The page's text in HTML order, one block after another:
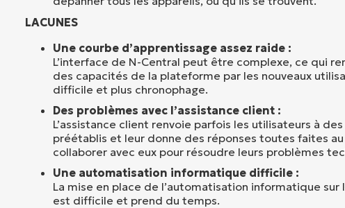
LACUNES
Une courbe d’apprentissage assez raide :
L’interface de N-Central peut être complexe, ce qui
des capacités de la plateforme par les nouveaux
difficile et plus chronophage.
Des problèmes avec l’assistance client :
L’assistance client renvoie parfois les utilisateurs à
préétablis et leur donne des réponses toutes faites
collaborer avec eux pour résoudre leurs problèmes
Une automatisation informatique difficile :
La mise en place de l’automatisation informatique
est difficile et prend du temps.